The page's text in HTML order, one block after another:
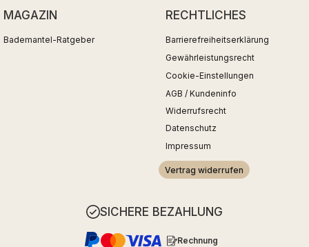
MAGAZIN
Bademantel-Ratgeber
RECHTLICHES
Barrierefreiheitserklärung
Gewährleistungsrecht
Cookie-Einstellungen
AGB / Kundeninfo
Widerrufsrecht
Datenschutz
Impressum
Vertrag widerrufen
SICHERE BEZAHLUNG
Rechnung